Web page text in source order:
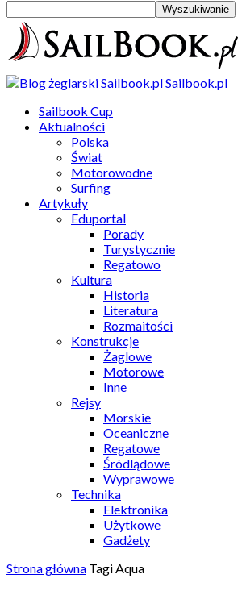
Sailbook.pl
Sailbook Cup
Aktualności
Polska
Świat
Motorowodne
Surfing
Artykuły
Eduportal
Porady
Turystycznie
Regatowo
Kultura
Historia
Literatura
Rozmaitości
Konstrukcje
Żaglowe
Motorowe
Inne
Rejsy
Morskie
Oceaniczne
Regatowe
Śródlądowe
Wyprawowe
Technika
Elektronika
Użytkowe
Gadżety
Strona główna TagiAqua